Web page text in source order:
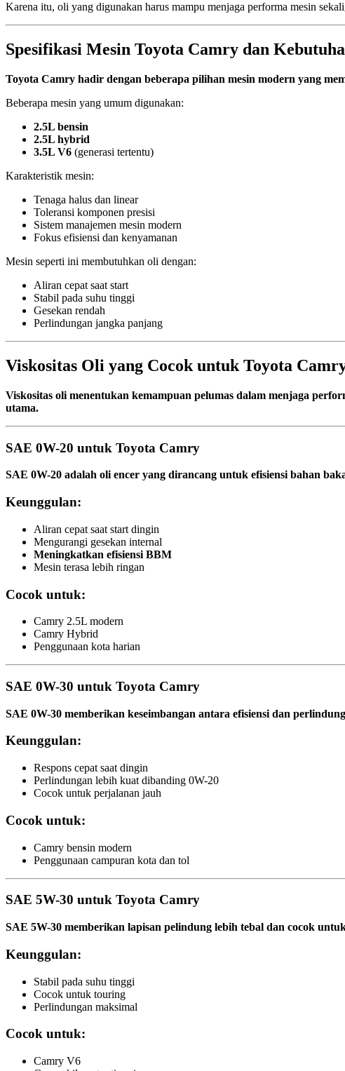
Karena itu, oli yang digunakan harus mampu menjaga performa mesin
Spesifikasi Mesin Toyota Camry dan
Toyota Camry hadir dengan beberapa pilihan mesin modern yang
Beberapa mesin yang umum digunakan:
2.5L bensin
2.5L hybrid
3.5L V6 (generasi tertentu)
Karakteristik mesin:
Tenaga halus dan linear
Toleransi komponen presisi
Sistem manajemen mesin modern
Fokus efisiensi dan kenyamanan
Mesin seperti ini membutuhkan oli dengan:
Aliran cepat saat start
Stabil pada suhu tinggi
Gesekan rendah
Perlindungan jangka panjang
Viskositas Oli yang Cocok untuk Toyota
Viskositas oli menentukan kemampuan pelumas dalam menjaga
utama.
SAE 0W-20 untuk Toyota Camry
SAE 0W-20 adalah oli encer yang dirancang untuk efisiensi bahan
Keunggulan:
Aliran cepat saat start dingin
Mengurangi gesekan internal
Meningkatkan efisiensi BBM
Mesin terasa lebih ringan
Cocok untuk:
Camry 2.5L modern
Camry Hybrid
Penggunaan kota harian
SAE 0W-30 untuk Toyota Camry
SAE 0W-30 memberikan keseimbangan antara efisiensi dan
Keunggulan:
Respons cepat saat dingin
Perlindungan lebih kuat dibanding 0W-20
Cocok untuk perjalanan jauh
Cocok untuk:
Camry bensin modern
Penggunaan campuran kota dan tol
SAE 5W-30 untuk Toyota Camry
SAE 5W-30 memberikan lapisan pelindung lebih tebal dan cocok
Keunggulan:
Stabil pada suhu tinggi
Cocok untuk touring
Perlindungan maksimal
Cocok untuk:
Camry V6